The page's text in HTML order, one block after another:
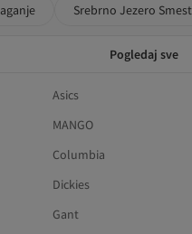
Srebrno Jezero
Pogledaj sve
Asics
MANGO
Columbia
Dickies
Gant